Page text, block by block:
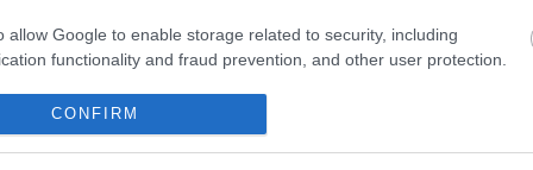
allow Google to enable storage related to security, including
functionality and fraud prevention, and other user protection.
CONFIRM
Euro 2024: el 11 ideal de la jornada 3
junio 2024 PorJesus Gallo
jugadores de la Selección Española forman parte del 11 ideal
la jornada 3 del Comunio Euro 2024. Mbappé, MVP.
Leer más »